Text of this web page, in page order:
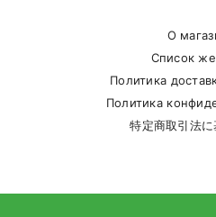
О
Список
Политика
Политика
特定商取引法